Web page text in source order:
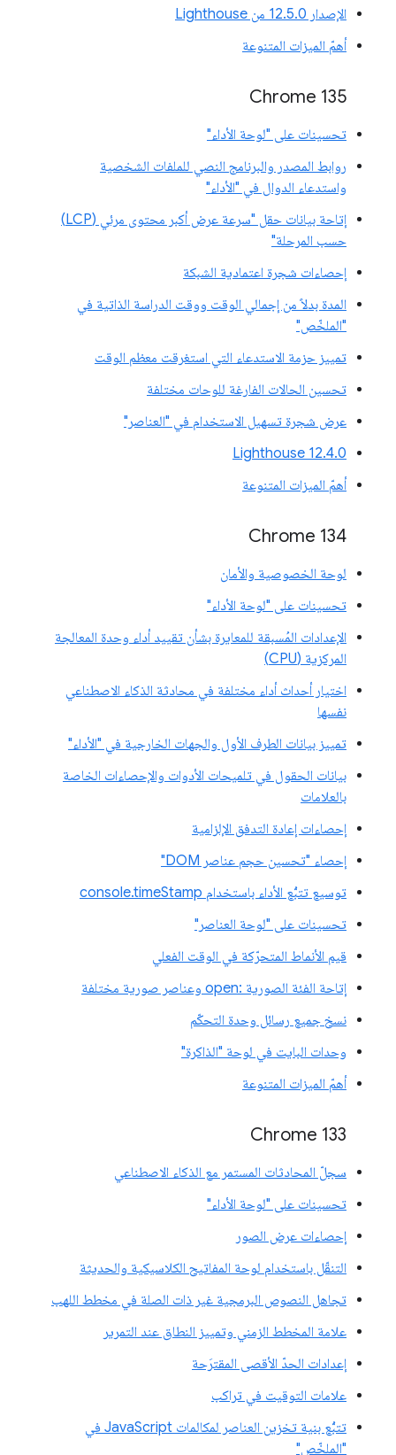
الإصدار 12.5.0 من Lighthouse
أهمّ الميزات المتنوعة
Chrome 135
تحسينات على "لوحة الأداء"
روابط المصدر والبرنامج النصي للملفات الشخصية
واستدعاء الدوال في "الأداء"
إتاحة بيانات حقل "سرعة عرض أكبر محتوى مرئي (LCP)
حسب المرحلة"
إحصاءات شجرة اعتمادية الشبكة
المدة بدلاً من إجمالي الوقت ووقت الدراسة الذاتية في
"الملخّص"
تمييز حزمة الاستدعاء التي استغرقت معظم الوقت
تحسين الحالات الفارغة للوحات مختلفة
عرض شجرة تسهيل الاستخدام في "العناصر"
‫Lighthouse 12.4.0
أهمّ الميزات المتنوعة
‫Chrome 134
لوحة الخصوصية والأمان
تحسينات على "لوحة الأداء"
الإعدادات المُسبقة للمعايرة بشأن تقييد أداء وحدة المعالجة
المركزية (CPU)
اختيار أحداث أداء مختلفة في محادثة الذكاء الاصطناعي
نفسها
تمييز بيانات الطرف الأول والجهات الخارجية في "الأداء"
بيانات الحقول في تلميحات الأدوات والإحصاءات الخاصة
بالعلامات
إحصاءات إعادة التدفق الإلزامية
إحصاء "تحسين حجم عناصر DOM"
توسيع تتبُّع الأداء باستخدام console.timeStamp
تحسينات على "لوحة العناصر"
قيم الأنماط المتحرّكة في الوقت الفعلي
إتاحة الفئة الصورية :open وعناصر صورية مختلفة
نسخ جميع رسائل وحدة التحكّم
وحدات البايت في لوحة "الذاكرة"
أهمّ الميزات المتنوعة
‫Chrome 133
سجلّ المحادثات المستمر مع الذكاء الاصطناعي
تحسينات على "لوحة الأداء"
إحصاءات عرض الصور
التنقّل باستخدام لوحة المفاتيح الكلاسيكية والحديثة
تجاهل النصوص البرمجية غير ذات الصلة في مخطط اللهب
علامة المخطط الزمني وتمييز النطاق عند التمرير
إعدادات الحدّ الأقصى المقترَحة
علامات التوقيت في تراكب
تتبُّع بنية تخزين العناصر لمكالمات JavaScript في
"الملخّص"